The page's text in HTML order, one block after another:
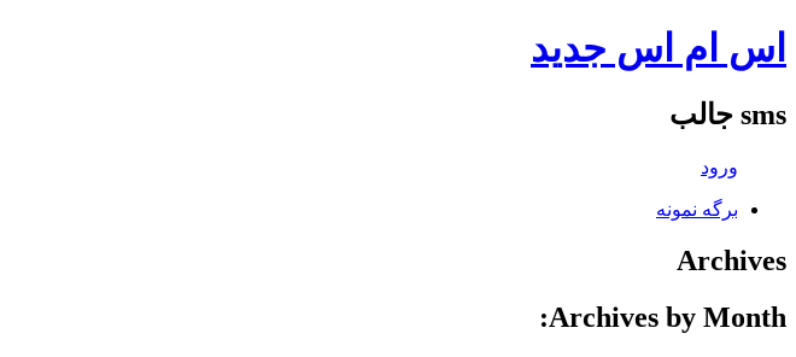
اس ام اس جدید
sms جالب
ورود
برگه نمونه
Archives
Archives by Month: